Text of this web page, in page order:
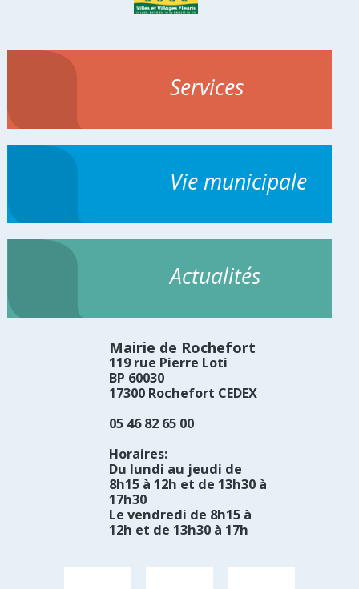
Services
Vie municipale
Actualités
Mairie de Rochefort
119 rue Pierre Loti
BP 60030
17300 Rochefort CEDEX
05 46 82 65 00
Horaires:
Du lundi au jeudi de
8h15 à 12h et de 13h30 à
17h30
Le vendredi de 8h15 à
12h et de 13h30 à 17h